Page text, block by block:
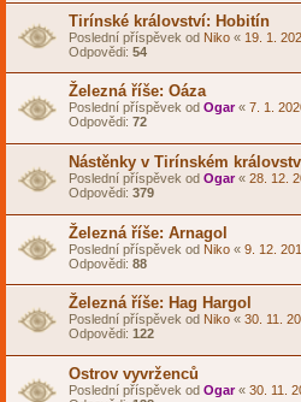
Tirínské království: Hobitín
Poslední příspěvek od Niko « 19. 1.
Odpovědi: 54
Železná říše: Oáza
Poslední příspěvek od Ogar« 7. 1.
Odpovědi: 72
Nástěnky v Tirínském
Poslední příspěvek od Ogar« 28. 12.
Odpovědi: 379
Železná říše: Arnagol
Poslední příspěvek od Niko « 9. 12.
Odpovědi: 88
Železná říše: Hag Hargol
Poslední příspěvek od Niko « 30. 11.
Odpovědi: 122
Ostrov vyvrženců
Poslední příspěvek od Ogar« 30. 11.